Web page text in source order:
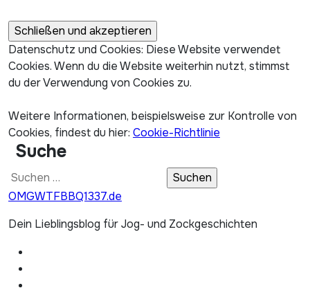
Datenschutz und Cookies: Diese Website verwendet
Cookies. Wenn du die Website weiterhin nutzt, stimmst
du der Verwendung von Cookies zu.
Weitere Informationen, beispielsweise zur Kontrolle von
Cookies, findest du hier: Cookie-Richtlinie
Suche
Suchen
nach:
OMGWTFBBQ1337.de
Dein Lieblingsblog für Jog- und Zockgeschichten